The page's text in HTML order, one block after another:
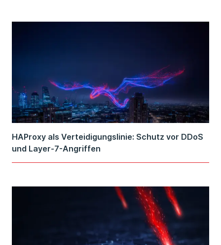
HAProxy als Verteidigungslinie: Schutz vor DDoS
und Layer-7-Angriffen